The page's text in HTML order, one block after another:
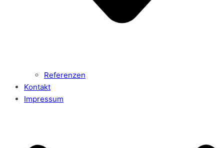
Referenzen
Kontakt
Impressum